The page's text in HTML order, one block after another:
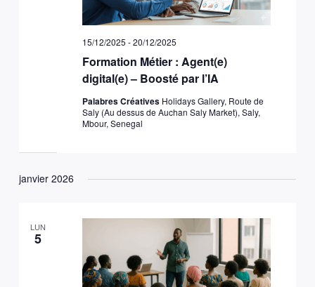
Formation Métier : Agent(e)
digital(e) – Boosté par l’IA
15/12/2025 -20/12/2025
Palabres Créatives Holidays Gallery, Route de
Saly (Au dessus de Auchan Saly Market), Saly,
Mbour, Senegal
janvier 2026
LUN
5